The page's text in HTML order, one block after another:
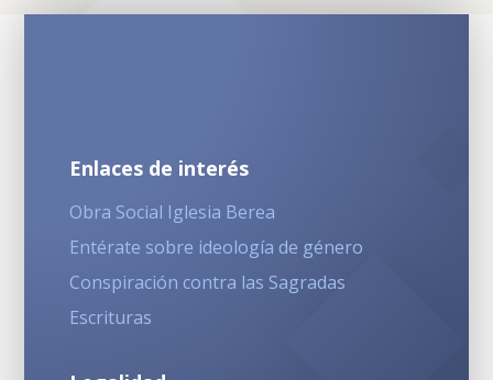
Enlaces de interés
Obra Social Iglesia Berea
Entérate sobre ideología de género
Conspiración contra las Sagradas
Escrituras